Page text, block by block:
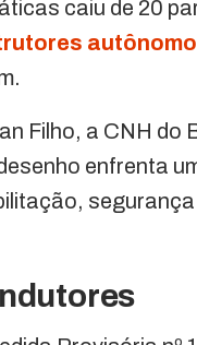
caiu de 20
Filho, a CNH do
enfrenta